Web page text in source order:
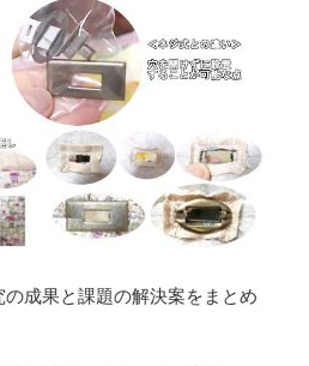
成果と課題の解決案をまとめ